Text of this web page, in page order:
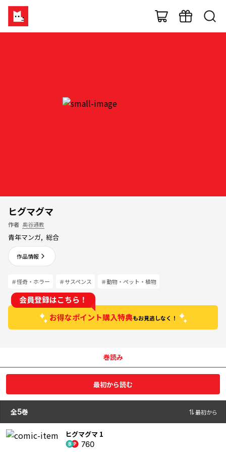
ヒグマグマ
作者 奥谷通教
青年マンガ, 総合
作品情報
＃怪奇・ホラー ＃サスペンス ＃動物・ペット・植物
お得なポイント購入特典もお見逃しなく！
会員登録はこちら！
巻読み
最初から読む
全5巻 最初から
ヒグマグマ 1
760